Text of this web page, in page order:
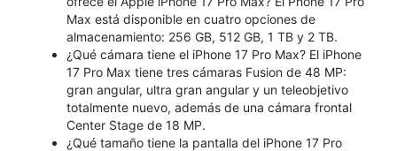
Max está disponible en cuatro opciones de
almacenamiento: 256 GB, 512 GB, 1 TB y 2 TB.
¿Qué cámara tiene el iPhone 17 Pro Max? El iPhone
17 Pro Max tiene tres cámaras Fusion de 48 MP:
gran angular, ultra gran angular y un teleobjetivo
totalmente nuevo, además de una cámara frontal
Center Stage de 18 MP.
¿Qué tamaño tiene la pantalla del iPhone 17 Pro